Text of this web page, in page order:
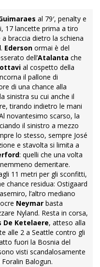
al 79′, penalty e
17 lancette prima a tiro
braccia dietro la schiena
. Ederson ormai è del
dell’Atalanta che
ottavi al cospetto della
il pallone di
di una chance alla
sinistra su cui anche il
tirando indietro le mani
novantesimo scarso, la
il sinistro a mezzo
lo stesso, sempre José
e stavolta si limita a
: quelli che una volta
demeritare.
11 metri per gli sconfitti,
chance residua: Ostigaard
l’altro mediano
Neymar basta
Nyland. Resta in corsa,
De Ketelaere, atteso alla
alle 2 a Seattle contro gli
fuori la Bosnia del
visti scandalosamente
Foralin Balogun.